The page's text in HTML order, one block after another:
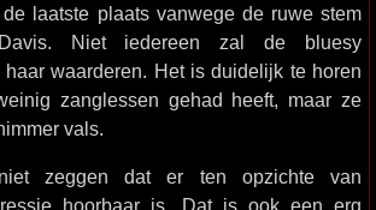
laatste plaats vanwege de ruwe stem
Niet iedereen zal de bluesy
waarderen. Het is duidelijk te horen
zanglessen gehad heeft, maar ze
vals.
zeggen dat er ten opzichte van
hoorbaar is. Dat is ook een erg